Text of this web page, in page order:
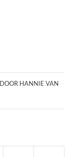
DOOR HANNIE VAN